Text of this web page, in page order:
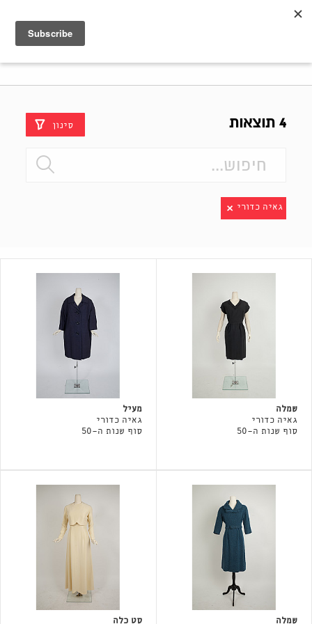
4 תוצאות סינון
גאיה כדורי
שמלה
גאיה כדורי
סוף שנות ה-50
מעיל
גאיה כדורי
סוף שנות ה-50
שמלה סט כלה